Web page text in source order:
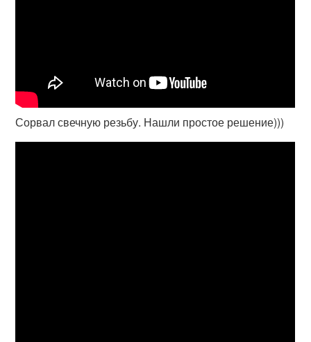
Сорвал свечную резьбу. Нашли простое решение)))